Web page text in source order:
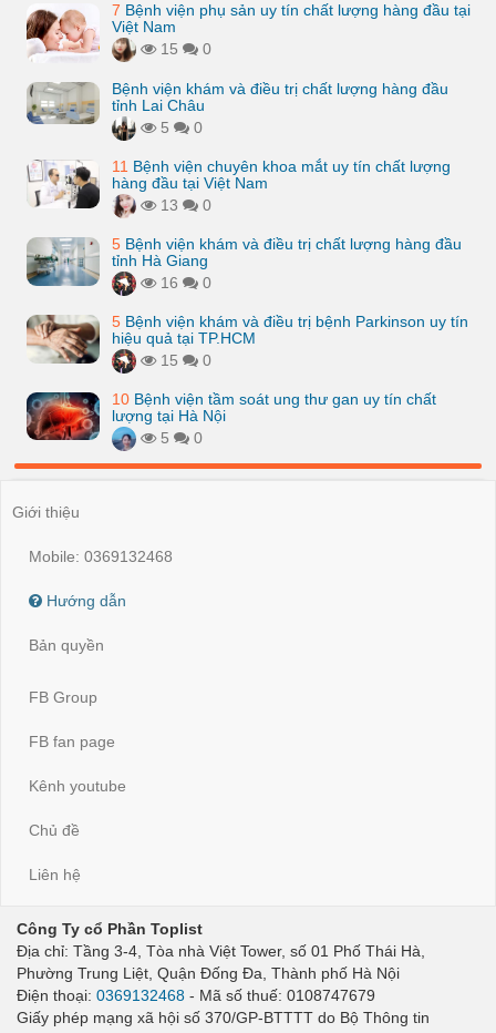
7 Bệnh viện phụ sản uy tín chất lượng hàng đầu tại
Việt Nam
15
0
Bệnh viện khám và điều trị chất lượng hàng đầu
tỉnh Lai Châu
5
0
11 Bệnh viện chuyên khoa mắt uy tín chất lượng
hàng đầu tại Việt Nam
13
0
5 Bệnh viện khám và điều trị chất lượng hàng đầu
tỉnh Hà Giang
16
0
5 Bệnh viện khám và điều trị bệnh Parkinson uy tín
hiệu quả tại TP.HCM
15
0
10 Bệnh viện tầm soát ung thư gan uy tín chất
lượng tại Hà Nội
5
0
Giới thiệu
Mobile: 0369132468
Hướng dẫn
Bản quyền
FB Group
FB fan page
Kênh youtube
Chủ đề
Liên hệ
Công Ty cổ Phần Toplist
Địa chỉ: Tầng 3-4, Tòa nhà Việt Tower, số 01 Phố Thái Hà,
Phường Trung Liệt, Quận Đống Đa, Thành phố Hà Nội
Điện thoại: 0369132468 - Mã số thuế: 0108747679
Giấy phép mạng xã hội số 370/GP-BTTTT do Bộ Thông tin